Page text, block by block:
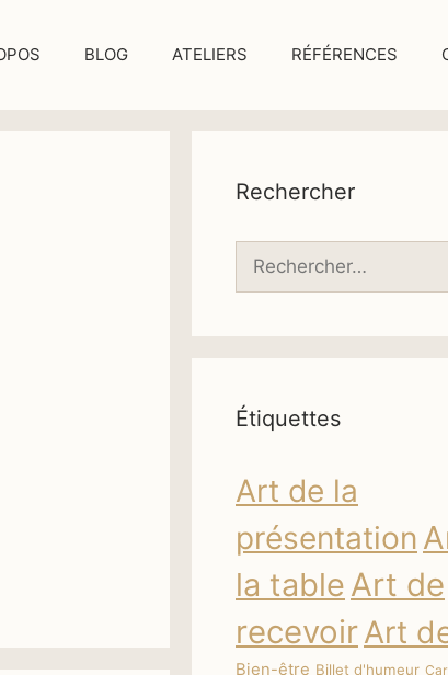
BLOG ATELIERS RÉFÉRENCES
Rechercher
Rechercher :
Étiquettes
Art de la
présentation
la table Art de
recevoirArt
Bien-être Billet d'humeur